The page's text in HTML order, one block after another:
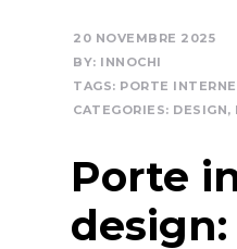
20 NOVEMBRE 2025
BY: INNOCHI
TAGS: PORTE
CATEGORIES: DESIGN,
Porte
design: